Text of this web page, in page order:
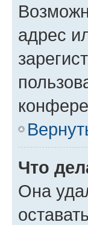
адрес
Что
Она